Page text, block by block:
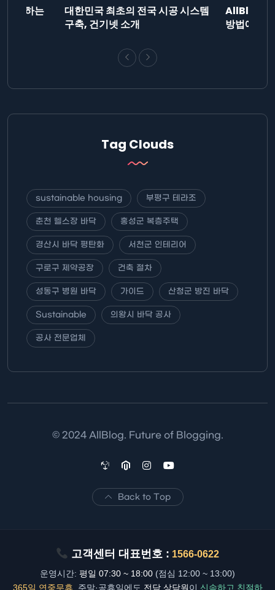
제출하는
대한민국 최초의 전국 시공 시스템
구축, 건기넷 소개
AllBlog에
방법에 대
Tag Clouds
sustainable housing 부평구 테라조
춘천 헬스장 바닥 홍성군 복층주택
경산시 바닥 평탄화 서천군 인테리어
구로구 제약공장 건축 절차
성동구 병원 바닥 가이드 산청군 방진 바닥
Sustainable 의왕시 바닥 공사
공사 전문업체
© 2024 AllBlog. Future of Blogging.
Back to Top
고객센터 대표번호 : 1566-0622
운영시간: 평일 07:30 ~ 18:00 (점심 12:00 ~ 13:00)
365일 연중무휴 , 주말·공휴일에도 전담 상담원이 신속하고 친절하